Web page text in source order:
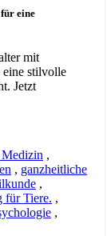
eine
mit
eine stilvolle
Jetzt
,
, ganzheitliche
,
für Tiere. ,
,